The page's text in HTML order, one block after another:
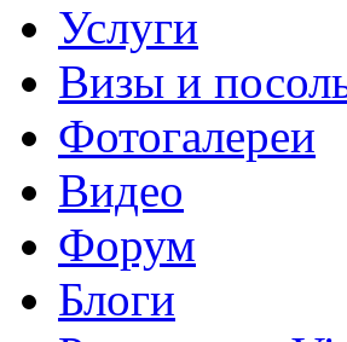
Услуги
Визы и
Фотогалереи
Видео
Форум
Блоги